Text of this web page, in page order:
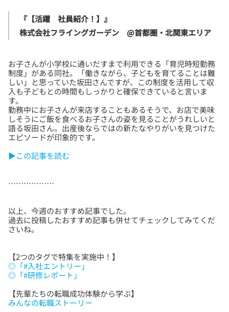
『【活躍　社員紹介！】』
株式会社フライングガーデン　@首都圏・北関東エリア
お子さんが小学校に通いだすまで利用できる「育児時短勤務
制度」がある同社。「働きながら、子どもを育てることは難
しい」と思っていた坂田さんですが、この制度を活用して収
入も子どもとの時間もしっかりと確保できていると言いま
す。
勤務中にお子さんが来店することもあるそうで、お店で美味
しそうにご飯を食べるお子さんの姿を見ることがうれしいと
語る坂田さん。出産後ならではの新たなやりがいを見つけた
▶この記事を読む
以上、今週のおすすめ記事でした。
過去に投稿したおすすめ記事も併せてチェックしてみてくだ
◎「#入社エントリー」
◎「#研修レポート」
みんなの転職ストーリー